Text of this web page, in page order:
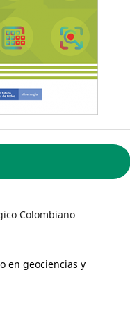
Colombiano
en geociencias y